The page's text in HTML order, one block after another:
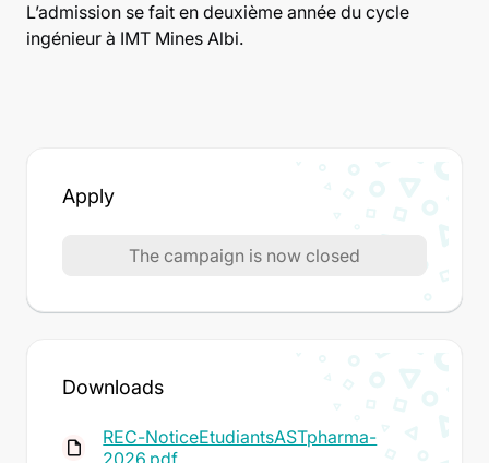
L’admission se fait en deuxième année du cycle
ingénieur à IMT Mines Albi.
Apply
The campaign is now closed
Downloads
insert_drive_file
REC-NoticeEtudiantsASTpharma-
2026.pdf